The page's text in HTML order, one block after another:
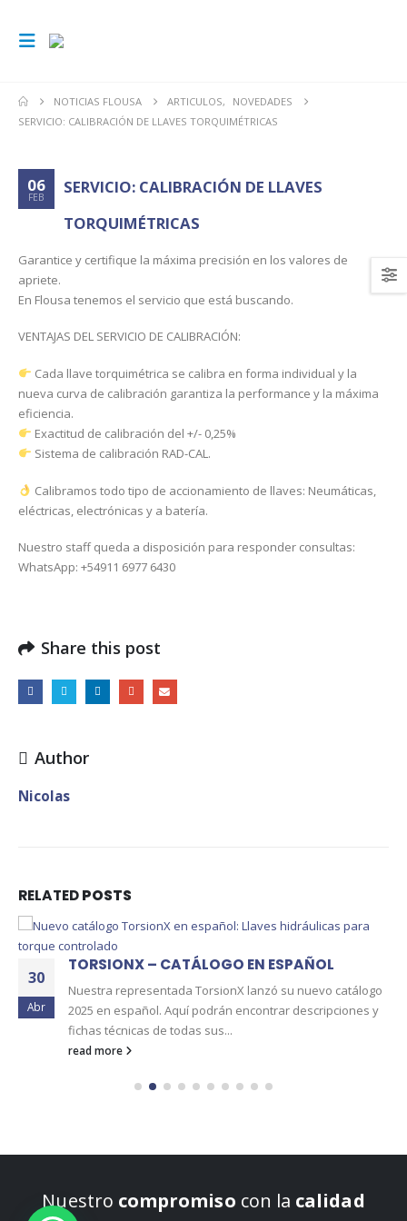
NOTICIAS FLOUSA ARTICULOS,
NOVEDADES
SERVICIO: CALIBRACIÓN DE LLAVES TORQUIMÉTRICAS
06
FEB
SERVICIO: CALIBRACIÓN DE LLAVES
TORQUIMÉTRICAS
Garantice y certifique la máxima precisión en los valores de
apriete.
En Flousa tenemos el servicio que está buscando.
VENTAJAS DEL SERVICIO DE CALIBRACIÓN:
Cada llave torquimétrica se calibra en forma individual y la
nueva curva de calibración garantiza la performance y la máxima
eficiencia.
Exactitud de calibración del +/- 0,25%
Sistema de calibración RAD-CAL.
Calibramos todo tipo de accionamiento de llaves: Neumáticas,
eléctricas, electrónicas y a batería.
Nuestro staff queda a disposición para responder consultas:
WhatsApp: +54911 6977 6430
Share this post
Author
Nicolas
RELATEDPOSTS
30
Abr
TORSIONX – CATÁLOGO EN ESPAÑOL
Nuestra representada TorsionX lanzó su nuevo catálogo
2025 en español. Aquí podrán encontrar descripciones y
fichas técnicas de todas sus...
read more
Nuestro compromiso con la calidad